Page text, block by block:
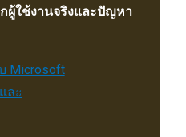
ผู้ใช้งานจริงและปัญหา